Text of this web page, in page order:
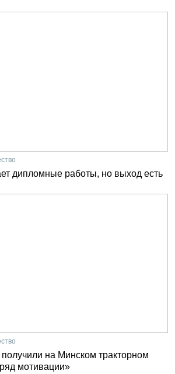
дипломные работы, но выход есть
на Минском тракторном
мотивации»